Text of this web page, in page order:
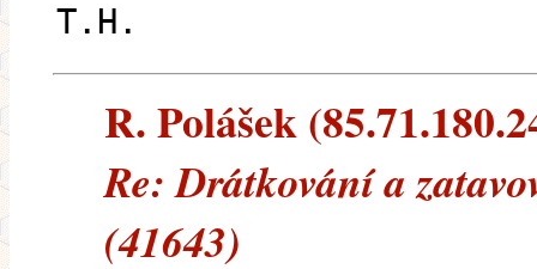
T.H.
R. Polášek
Re: Drátkování a
(41643)